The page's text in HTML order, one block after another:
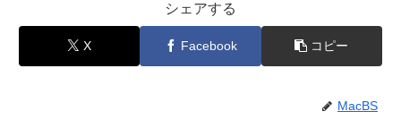
シェアする
X Facebook コピー
MacBS